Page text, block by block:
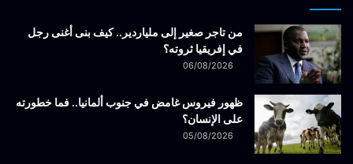
من تاجر صغير إلى ملياردير.. كيف بنى أغنى رجل
في إفريقيا ثروته؟
06/08/2026
ظهور فيروس غامض في جنوب ألمانيا.. فما خطورته
على الإنسان؟
05/08/2026